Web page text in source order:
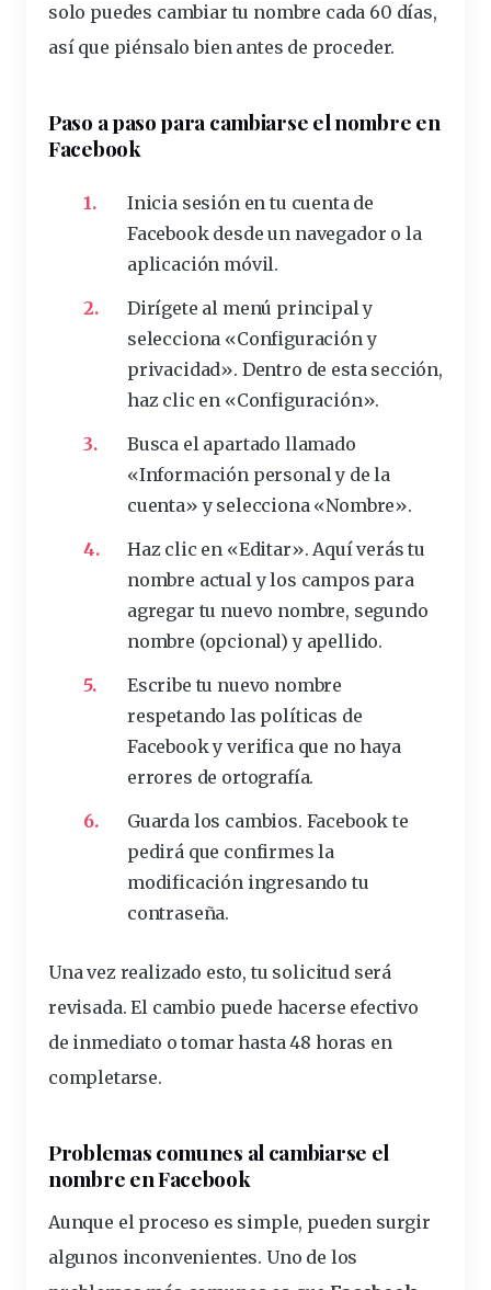
solo puedes cambiar tu nombre cada 60 días,
así que piénsalo bien antes de proceder.
Paso a paso paracambiarseel nombre en
Facebook
Inicia sesión en tu cuenta de
Facebook desde un navegador o la
aplicación móvil.
Dirígete al menú principaly
selecciona «Configuración y
privacidad». Dentro de esta sección,
haz clic en «Configuración».
Busca el apartado llamado
«Información personal y de la
cuenta» y selecciona «Nombre».
Haz clic en «Editar». Aquí verás tu
nombre actual y los campos para
agregar tu nuevo nombre, segundo
nombre (opcional) y apellido.
Escribe tu nuevo nombre
respetando las políticas de
Facebook y verifica que no haya
errores de ortografía.
Guarda los cambios. Facebook te
pedirá que confirmes la
modificación ingresando tu
contraseña.
Una vez realizado esto, tu solicitud será
revisada. El cambio puede hacerse efectivo
de inmediato o tomar hasta 48 horas en
completarse.
Problemas comunes al cambiarse el
nombre en Facebook
Aunque el proceso es simple, pueden surgir
algunos inconvenientes. Uno de los